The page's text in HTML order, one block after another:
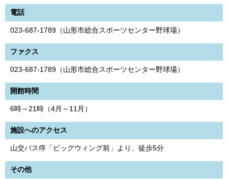
電話
023-687-1789（山形市総合スポーツセンター野球場）
ファクス
023-687-1789（山形市総合スポーツセンター野球場）
開館時間
6時～21時（4月～11月）
施設へのアクセス
山交バス停「ビッグウィング前」より、徒歩5分
その他